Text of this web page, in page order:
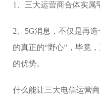
1、三大运营商合体实属
2、5G消息，不仅是再
的真正的“野心”，毕竟
的优势。
什么能让三大电信运营